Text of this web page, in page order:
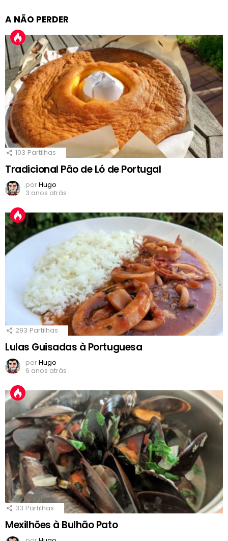
A NÃO PERDER
103 Partilhas
Tradicional Pão de Ló de Portugal
porHugo
3 anos atrás
293 Partilhas
Lulas Guisadas à Portuguesa
porHugo
6 anos atrás
33 Partilhas
Mexilhões à Bulhão Pato